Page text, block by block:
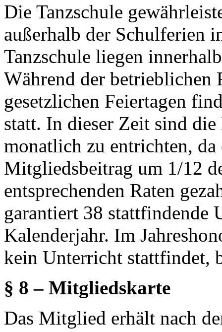
Die Tanzschule
außerhalb der Schulferien
Tanzschule liegen
Während der betrieblichen
gesetzlichen Feiertagen
statt. In dieser Zeit sind
monatlich zu entrichten, da
Mitgliedsbeitrag um 1/12
entsprechenden Raten
garantiert 38 stattfindende
Kalenderjahr. Im
kein Unterricht stattfindet,
§ 8 – Mitgliedskarte
Das Mitglied erhält nach